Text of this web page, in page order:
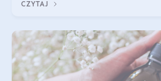
bariera hydrolipidowa.
CZYTAJ